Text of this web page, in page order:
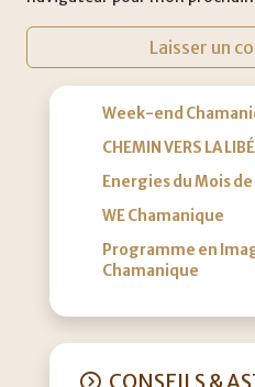
Week-end
CHEMIN VERS LA
Energies du Mois de
WE Chamanique
Programme en
Chamanique
CONSEILS &